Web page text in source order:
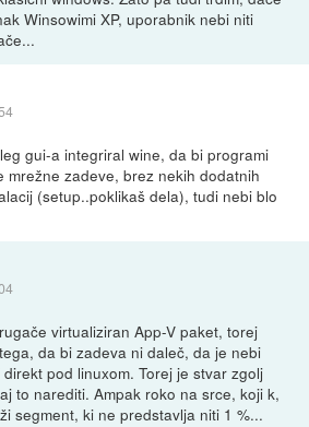
Winsowimi XP, uporabnik nebi niti
gui-a integriral wine, da bi programi
mrežne zadeve, brez nekih dodatnih
(setup..poklikaš dela), tudi nebi blo
virtualiziran App-V paket, torej
da bi zadeva ni daleč, da je nebi
pod linuxom. Torej je stvar zgolj
to narediti. Ampak roko na srce, koji k,
segment, ki ne predstavlja niti 1 %...